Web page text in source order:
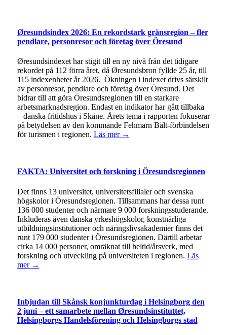
Øresundsindex 2026: En rekordstark gränsregion – fler
pendlare, personresor och företag över Öresund
Øresundsindexet har stigit till en ny nivå från det tidigare
rekordet på 112 förra året, då Øresundsbron fyllde 25 år, till
115 indexenheter år 2026. Ökningen i indexet drivs särskilt
av personresor, pendlare och företag över Öresund. Det
bidrar till att göra Öresundsregionen till en starkare
arbetsmarknadsregion. Endast en indikator har gått tillbaka
– danska fritidshus i Skåne. Årets tema i rapporten fokuserar
på betydelsen av den kommande Fehmarn Bält-förbindelsen
för turismen i regionen. Läs mer →
FAKTA: Universitet och forskning i Öresundsregionen
Det finns 13 universitet, universitetsfilialer och svenska
högskolor i Öresundsregionen. Tillsammans har dessa runt
136 000 studenter och närmare 9 000 forskningsstuderande.
Inkluderas även danska yrkeshögskolor, konstnärliga
utbildningsinstitutioner och näringslivsakademier finns det
runt 179 000 studenter i Öresundsregionen. Därtill arbetar
cirka 14 000 personer, omräknat till heltid/årsverk, med
forskning och utveckling på universiteten i regionen. Läs
mer →
Inbjudan till Skånsk konjunkturdag i Helsingborg den
2 juni – ett samarbete mellan Øresundsinstituttet,
Helsingborgs Handelsförening och Helsingborgs stad